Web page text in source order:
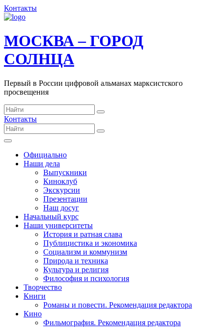
Контакты
МОСКВА – ГОРОД
СОЛНЦА
Первый в России цифровой альманах марксистского
просвещения
Контакты
Официально
Наши дела
Выпускники
Киноклуб
Экскурсии
Презентации
Наш досуг
Начальный курс
Наши университеты
История и ратная слава
Публицистика и экономика
Социализм и коммунизм
Природа и техника
Культура и религия
Философия и психология
Творчество
Книги
Романы и повести. Рекомендация редактора
Кино
Фильмография. Рекомендация редактора